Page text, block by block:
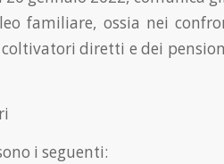
familiare, ossia nei
diretti e dei
i seguenti: